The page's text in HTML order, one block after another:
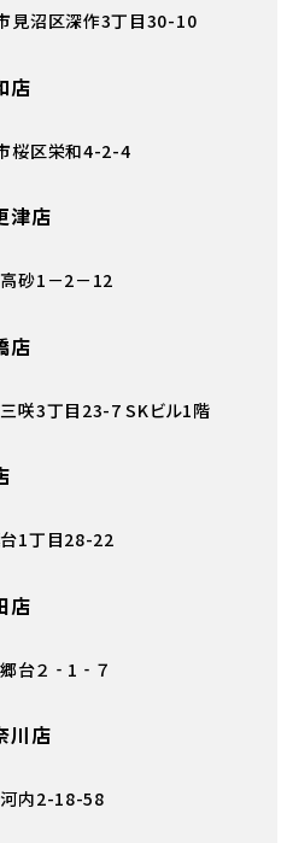
見沼区深作3丁目30-10
店
桜区栄和4-2-4
津店
砂1－2－12
店
咲3丁目23-7 SKビル1階
1丁目28-22
店
台２‐1‐７
川店
内2-18-58